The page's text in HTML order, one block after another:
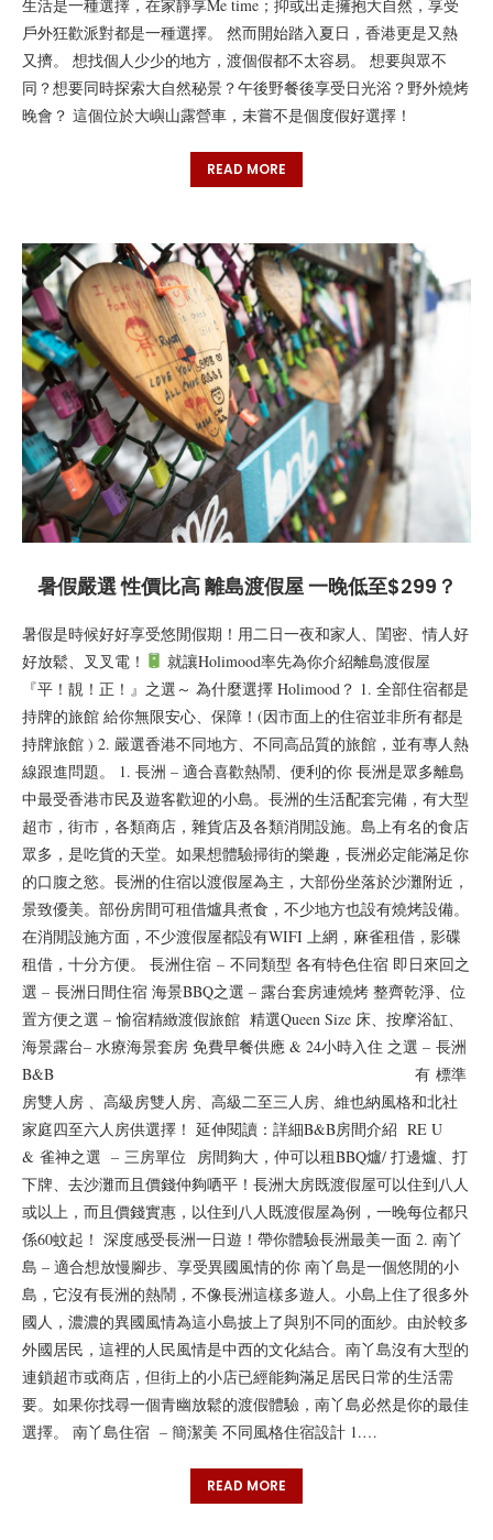
生活是一種選擇，在家靜享Me time；抑或出走擁抱大自然，享受
戶外狂歡派對都是一種選擇。 然而開始踏入夏日，香港更是又熱
又擠。 想找個人少少的地方，渡個假都不太容易。 想要與眾不
同？想要同時探索大自然秘景？午後野餐後享受日光浴？野外燒烤
晚會？ 這個位於大嶼山露營車，未嘗不是個度假好選擇！
READ MORE
暑假嚴選 性價比高 離島渡假屋 一晚低至$299？
暑假是時候好好享受悠閒假期！用二日一夜和家人、閨密、情人好
好放鬆、叉叉電！
就讓Holimood率先為你介紹離島渡假屋
『平！靚！正！』之選～ 為什麼選擇 Holimood？ 1. 全部住宿都是
持牌的旅館 給你無限安心、保障！(因市面上的住宿並非所有都是
持牌旅館 ) 2. 嚴選香港不同地方、不同高品質的旅館，並有專人熱
線跟進問題。 1. 長洲 – 適合喜歡熱鬧、便利的你 長洲是眾多離島
中最受香港市民及遊客歡迎的小島。長洲的生活配套完備，有大型
超市，街市，各類商店，雜貨店及各類消閒設施。島上有名的食店
眾多，是吃貨的天堂。如果想體驗掃街的樂趣，長洲必定能滿足你
的口腹之慾。長洲的住宿以渡假屋為主，大部份坐落於沙灘附近，
景致優美。部份房間可租借爐具煮食，不少地方也設有燒烤設備。
在消閒設施方面，不少渡假屋都設有WIFI 上網，麻雀租借，影碟
租借，十分方便。 長洲住宿 – 不同類型 各有特色住宿 即日來回之
選 – 長洲日間住宿 海景BBQ之選 – 露台套房連燒烤 整齊乾淨、位
置方便之選 – 愉宿精緻渡假旅館 精選Queen Size 床、按摩浴缸、
海景露台– 水療海景套房 免費早餐供應 & 24小時入住 之選 – 長洲
B&B 有 標準
房雙人房 、高級房雙人房、高級二至三人房、維也納風格和北社
家庭四至六人房供選擇！ 延伸閱讀：詳細B&B房間介紹 RE U
& 雀神之選 – 三房單位 房間夠大，仲可以租BBQ爐/ 打邊爐、打
下牌、去沙灘而且價錢仲夠哂平！長洲大房既渡假屋可以住到八人
或以上，而且價錢實惠，以住到八人既渡假屋為例，一晚每位都只
係60蚊起！ 深度感受長洲一日遊！帶你體驗長洲最美一面 2. 南丫
島 – 適合想放慢腳步、享受異國風情的你 南丫島是一個悠閒的小
島，它沒有長洲的熱鬧，不像長洲這樣多遊人。小島上住了很多外
國人，濃濃的異國風情為這小島披上了與別不同的面紗。由於較多
外國居民，這裡的人民風情是中西的文化結合。南丫島沒有大型的
連鎖超市或商店，但街上的小店已經能夠滿足居民日常的生活需
要。如果你找尋一個青幽放鬆的渡假體驗，南丫島必然是你的最佳
選擇。 南丫島住宿 – 簡潔美 不同風格住宿設計 1.…
READ MORE